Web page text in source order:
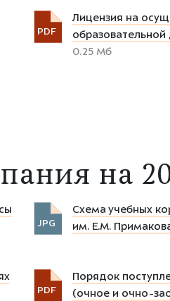
PDF
Лицензия на
образовательной
0.25 Мб
на
JPG
Схема учебных
им. Е.М.
PDF
Порядок
(очное и очно-